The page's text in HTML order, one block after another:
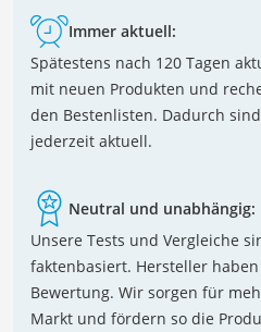
Immer aktuell:
Spätestens nach 120 Tagen
mit neuen Produkten und
den Bestenlisten. Dadurch
jederzeit aktuell.
Neutral und unabhängig:
Unsere Tests und Vergleiche
faktenbasiert. Hersteller
Bewertung. Wir sorgen für
Markt und fördern so die